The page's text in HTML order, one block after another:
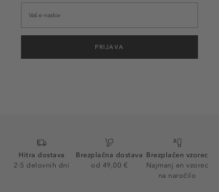
PRIJAVA
Hitra dostava
2-5 delovnih dni
Brezplačna dostava
od 49,00 €
Brezplačen vzorec
Najmanj en vzorec
na naročilo